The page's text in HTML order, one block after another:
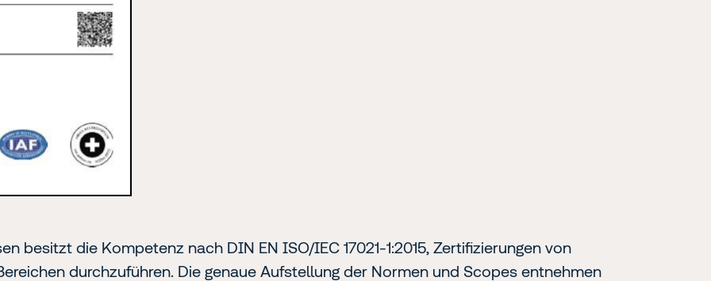
besitzt die Kompetenz nach DIN EN ISO/IEC 17021-1:2015, Zertifizierungen von
durchzuführen. Die genaue Aufstellung der Normen und Scopes entnehmen